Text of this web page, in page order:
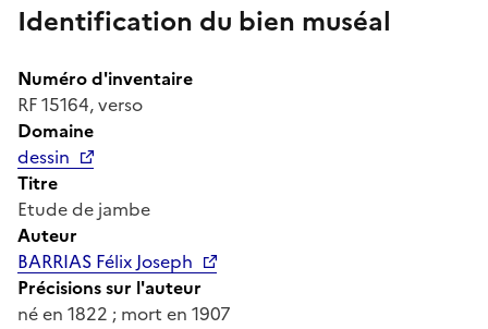
Identification du bien muséal
Numéro d'inventaire
RF 15164, verso
Domaine
dessin
Titre
Etude de jambe
Auteur
BARRIAS Félix Joseph
Précisions sur l'auteur
né en 1822 ; mort en 1907